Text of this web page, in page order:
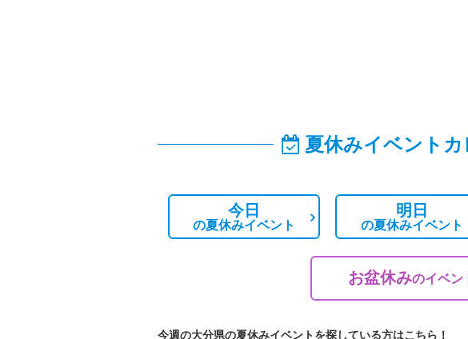
夏休みイベント
今日
の夏休みイベント
明日
の夏休みイベント
お盆休みのイベン
今週の大分県の夏休みイベントを探している方はこちら！